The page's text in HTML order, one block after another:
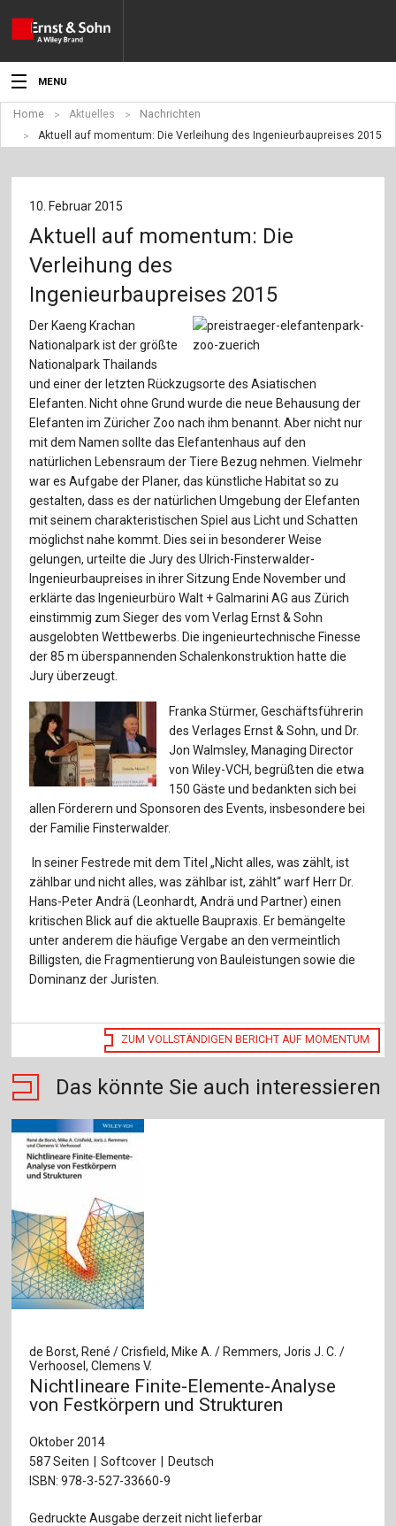
MENU
Aktuelles
Angebote
Fachgebiete
Werben
Service
Für Autor:innen
Verlag
Sprache / Language: DE Sprache / Language: EN
Home Aktuelles
Nachrichten
Aktuell auf momentum: Die Verleihung des Ingenieurbaupreises 2015
10. Februar 2015
Aktuell auf momentum: Die
Verleihung des
Ingenieurbaupreises 2015
Der Kaeng Krachan
Nationalpark ist der größte
Nationalpark Thailands
und einer der letzten Rückzugsorte des Asiatischen
Elefanten. Nicht ohne Grund wurde die neue Behausung der
Elefanten im Züricher Zoo nach ihm benannt. Aber nicht nur
mit dem Namen sollte das Elefantenhaus auf den
natürlichen Lebensraum der Tiere Bezug nehmen. Vielmehr
war es Aufgabe der Planer, das künstliche Habitat so zu
gestalten, dass es der natürlichen Umgebung der Elefanten
mit seinem charakteristischen Spiel aus Licht und Schatten
möglichst nahe kommt. Dies sei in besonderer Weise
gelungen, urteilte die Jury des Ulrich-Finsterwalder-
Ingenieurbaupreises in ihrer Sitzung Ende November und
erklärte das Ingenieurbüro Walt + Galmarini AG aus Zürich
einstimmig zum Sieger des vom Verlag Ernst & Sohn
ausgelobten Wettbewerbs. Die ingenieurtechnische Finesse
der 85 m überspannenden Schalenkonstruktion hatte die
Jury überzeugt.
Franka Stürmer, Geschäftsführerin
des Verlages Ernst & Sohn, und Dr.
Jon Walmsley, Managing Director
von Wiley-VCH, begrüßten die etwa
150 Gäste und bedankten sich bei
allen Förderern und Sponsoren des Events, insbesondere bei
der Familie Finsterwalder.
In seiner Festrede mit dem Titel „Nicht alles, was zählt, ist
zählbar und nicht alles, was zählbar ist, zählt“ warf Herr Dr.
Hans-Peter Andrä (Leonhardt, Andrä und Partner) einen
kritischen Blick auf die aktuelle Baupraxis. Er bemängelte
unter anderem die häufige Vergabe an den vermeintlich
Billigsten, die Fragmentierung von Bauleistungen sowie die
Dominanz der Juristen.
ZUM VOLLSTÄNDIGEN BERICHT AUF MOMENTUM
Das könnte Sie auch interessieren
de Borst, René / Crisfield, Mike A. / Remmers, Joris J. C. /
Verhoosel, Clemens V.
Nichtlineare Finite-Elemente-Analyse
von Festkörpern und Strukturen
Oktober 2014
587 Seiten
Softcover
Deutsch
ISBN: 978-3-527-33660-9
Gedruckte Ausgabe derzeit nicht lieferbar